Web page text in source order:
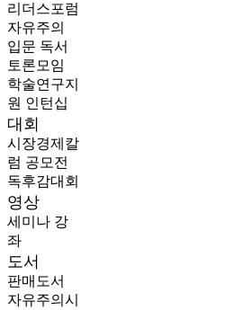
리더스포럼
자유주의
입문 독서
토론모임
학술연구지
원 인턴십
대회
시장경제칼
럼 공모전
독후감대회
영상
세미나 강
좌
도서
판매도서
자유주의시